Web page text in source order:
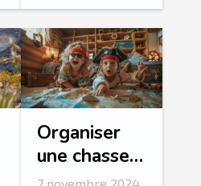
Organiser
une chasse
au trésor